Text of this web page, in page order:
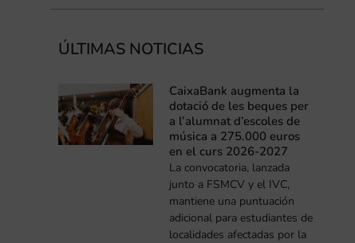
ÚLTIMAS NOTICIAS
CaixaBank augmenta la
dotació de les beques per
a l’alumnat d’escoles de
música a 275.000 euros
en el curs 2026-2027
La convocatoria, lanzada
junto a FSMCV y el IVC,
mantiene una puntuación
adicional para estudiantes de
localidades afectadas por la